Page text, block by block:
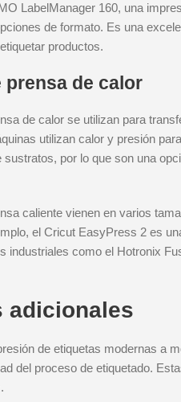
LabelManager 160, una
de formato. Es una
productos.
prensa de calor
de calor se utilizan para
utilizan calor y presión
por lo que son una
caliente vienen en varios
el Cricut EasyPress 2 es
industriales como el Hotronix
adicionales
de etiquetas modernas a
del proceso de etiquetado.